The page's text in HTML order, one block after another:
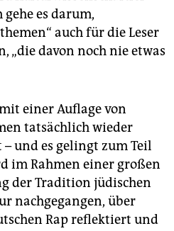
es darum,
auch für die Leser
„die davon noch nie etwas
einer Auflage von
tatsächlich wieder
und es gelingt zum Teil
im Rahmen einer großen
der Tradition jüdischen
nachgegangen, über
Rap reflektiert und